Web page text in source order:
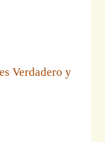
Verdadero y